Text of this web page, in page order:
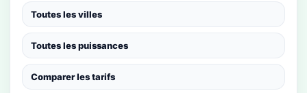
Toutes les villes
Toutes les puissances
Comparer les tarifs